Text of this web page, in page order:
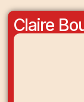
Claire